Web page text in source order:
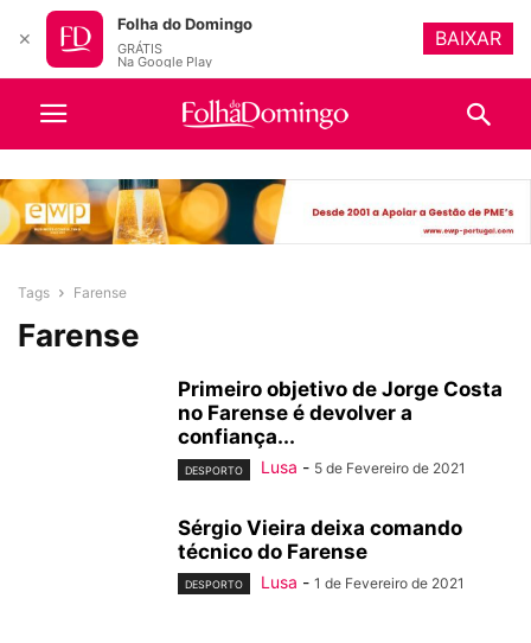
Tags Farense
Farense
Primeiro objetivo de Jorge Costa
no Farense é devolver a
confiança...
DESPORTO Lusa - 5 de Fevereiro de 2021
Sérgio Vieira deixa comando
técnico do Farense
DESPORTO Lusa - 1 de Fevereiro de 2021
✕
Folha do Domingo
GRÁTIS
Na Google Play
BAIXAR